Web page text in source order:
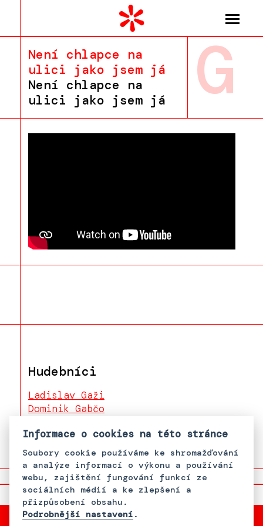
Není chlapce na
ulici jako jsem já
Není chlapce na
ulici jako jsem já
G
Hudebníci
Ladislav Gaži
Dominik Gabčo
Informace o cookies na této stránce
Soubory cookie používáme ke shromažďování
a analýze informací o výkonu a používání
webu, zajištění fungování funkcí ze
sociálních médií a ke zlepšení a
přizpůsobení obsahu.
Podrobnější nastavení .